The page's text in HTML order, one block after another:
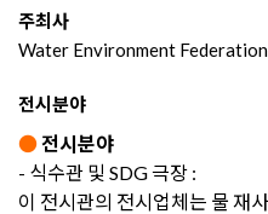
주최사
Water Environment Federation
전시분야
●전시분야
- 식수관 및 SDG 극장 :
이 전시관의 전시업체는 물 재